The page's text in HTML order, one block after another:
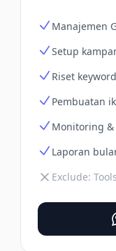
Manajemen
Setup
Riset
Pembuatan
Monitoring
Laporan
Exclude: